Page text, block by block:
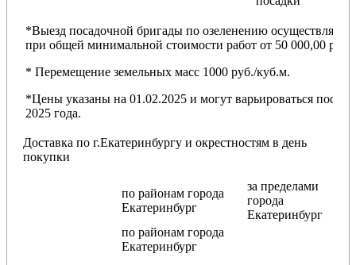
*Выезд посадочной бригады по озеленению осуществляется
при общей минимальной стоимости работ от 50 000,00 руб.
* Перемещение земельных масс 1000 руб./куб.м.
*Цены указаны на 01.02.2025 и могут варьироваться после
2025 года.
Доставка по г.Екатеринбургу и окрестностям в день
покупки
по районам города
Екатеринбург
за пределами
города
Екатеринбург
по районам города
Екатеринбург